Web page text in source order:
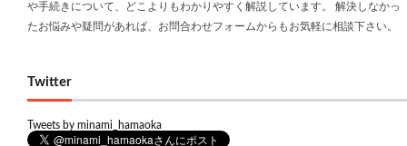
や手続きについて、どこよりもわかりやすく解説しています。 解決しなかっ
たお悩みや疑問があれば、お問合わせフォームからもお気軽に相談下さい。
Twitter
Tweets by minami_hamaoka